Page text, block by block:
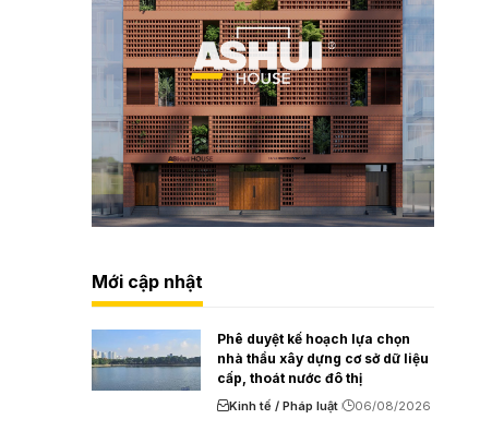
Mới cập nhật
Phê duyệt kế hoạch lựa chọn
nhà thầu xây dựng cơ sở dữ liệu
cấp, thoát nước đô thị
Kinh tế / Pháp luật 06/08/2026